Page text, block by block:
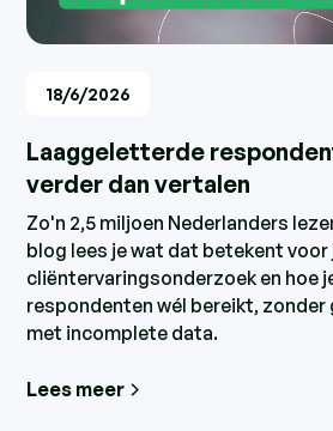
18/6/2026
Laaggeletterde
verder dan vertalen
Zo'n 2,5 miljoen Nederlanders
blog lees je wat dat betekent voor
cliëntervaringsonderzoek en hoe
respondenten wél bereikt, zonder
met incomplete data.
Lees meer